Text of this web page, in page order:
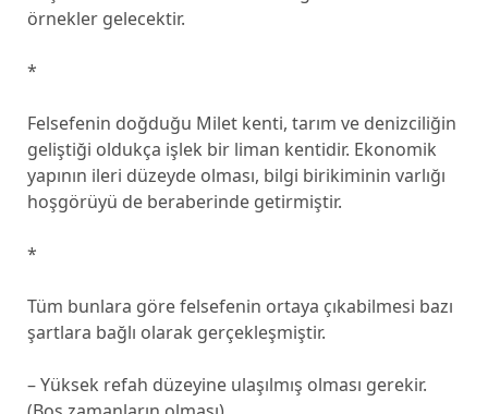
örnekler gelecektir.
*
Felsefenin doğduğu Milet kenti, tarım ve denizciliğin
geliştiği oldukça işlek bir liman kentidir. Ekonomik
yapının ileri düzeyde olması, bilgi birikiminin varlığı
hoşgörüyü de beraberinde getirmiştir.
*
Tüm bunlara göre felsefenin ortaya çıkabilmesi bazı
şartlara bağlı olarak gerçekleşmiştir.
– Yüksek refah düzeyine ulaşılmış olması gerekir.